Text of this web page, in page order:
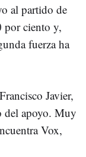
al partido de
por ciento y,
fuerza ha
Javier,
del apoyo. Muy
Vox,